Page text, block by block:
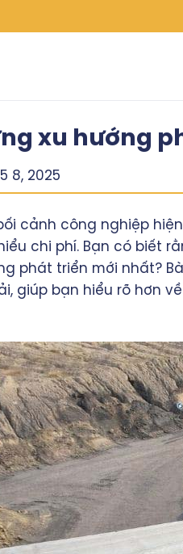
xu hướng
8, 2025
cảnh công nghiệp
chi phí. Bạn có biết
phát triển mới nhất?
giúp bạn hiểu rõ hơn